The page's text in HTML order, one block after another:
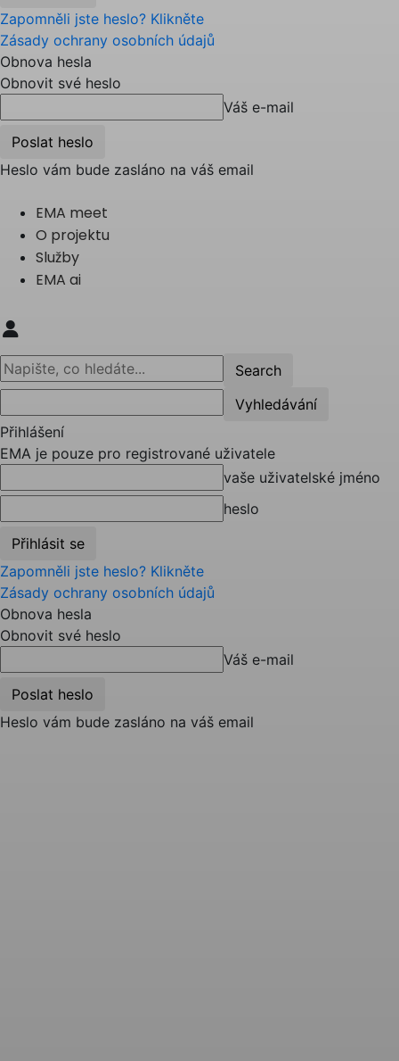
Zapomněli jste heslo? Klikněte
Zásady ochrany osobních údajů
Obnova hesla
Obnovit své heslo
Váš e-mail
Heslo vám bude zasláno na váš email
EMA meet
O projektu
Služby
EMA ai
Přihlášení
EMA je pouze pro registrované uživatele
vaše uživatelské jméno
heslo
Zapomněli jste heslo? Klikněte
Zásady ochrany osobních údajů
Obnova hesla
Obnovit své heslo
Váš e-mail
Heslo vám bude zasláno na váš email